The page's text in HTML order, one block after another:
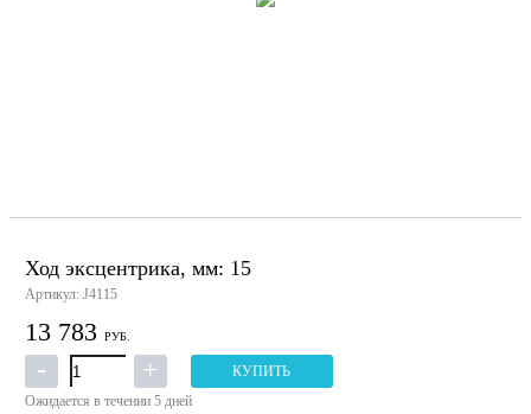
Ход эксцентрика, мм: 15
Артикул: J4115
13 783 РУБ.
КУПИТЬ
Ожидается в течении 5 дней